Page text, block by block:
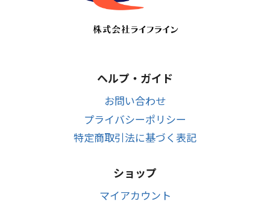
ヘルプ・ガイド
お問い合わせ
プライバシーポリシー
特定商取引法に基づく表記
ショップ
マイアカウント